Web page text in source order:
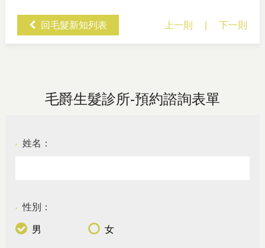
回毛髮新知列表 上一則 |下一則
毛爵生髮診所-預約諮詢表單
● 姓名：
● 性別：
男 女